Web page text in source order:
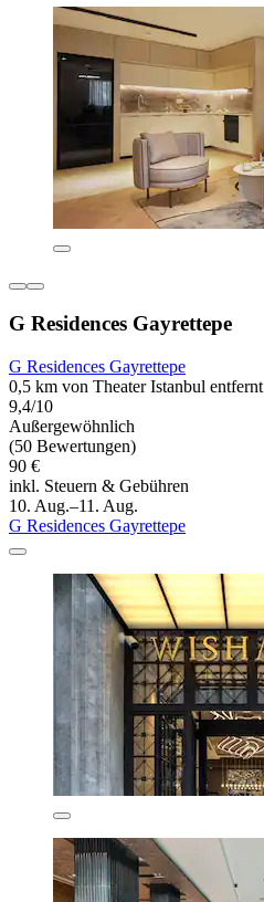
G Residences Gayrettepe
G Residences Gayrettepe
0,5 km von Theater Istanbul entfernt
9,4/10
Außergewöhnlich
(50 Bewertungen)
90 €
inkl. Steuern & Gebühren
10. Aug.–11. Aug.
G Residences Gayrettepe